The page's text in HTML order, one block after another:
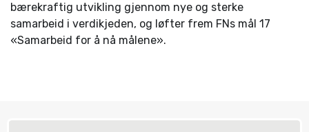
bærekraftig utvikling gjennom nye og sterke
samarbeid i verdikjeden, og løfter frem FNs mål 17
«Samarbeid for å nå målene».